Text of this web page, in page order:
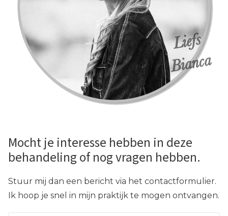
Mocht je interesse hebben in deze
behandeling of nog vragen hebben.
Stuur mij dan een bericht via het contactformulier.
Ik hoop je snel in mijn praktijk te mogen ontvangen.